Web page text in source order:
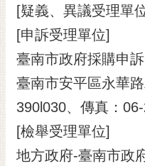
[疑義、異議受理單
[申訴受理單位]
臺南市政府採購申
臺南市安平區永華
390l030、傳真：
[檢舉受理單位]
地方政府-臺南市政